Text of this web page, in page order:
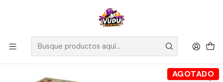
🚀 ¡Despachamos a todo Chile! Envío GRATIS a Regiones sobre
$100.000 y a RM sobre $35.000
Juegos de Mesa Competitivos The Island - Español
AGOTADO